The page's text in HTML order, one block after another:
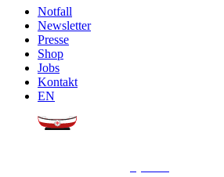
Notfall
Newsletter
Presse
Shop
Jobs
Kontakt
EN